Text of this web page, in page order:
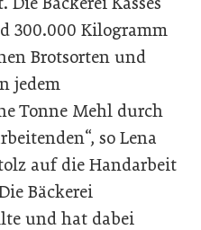
300.000 Kilogramm
Brotsorten und
jedem
Tonne Mehl durch
so Lena
auf die Handarbeit
Bäckerei
und hat dabei